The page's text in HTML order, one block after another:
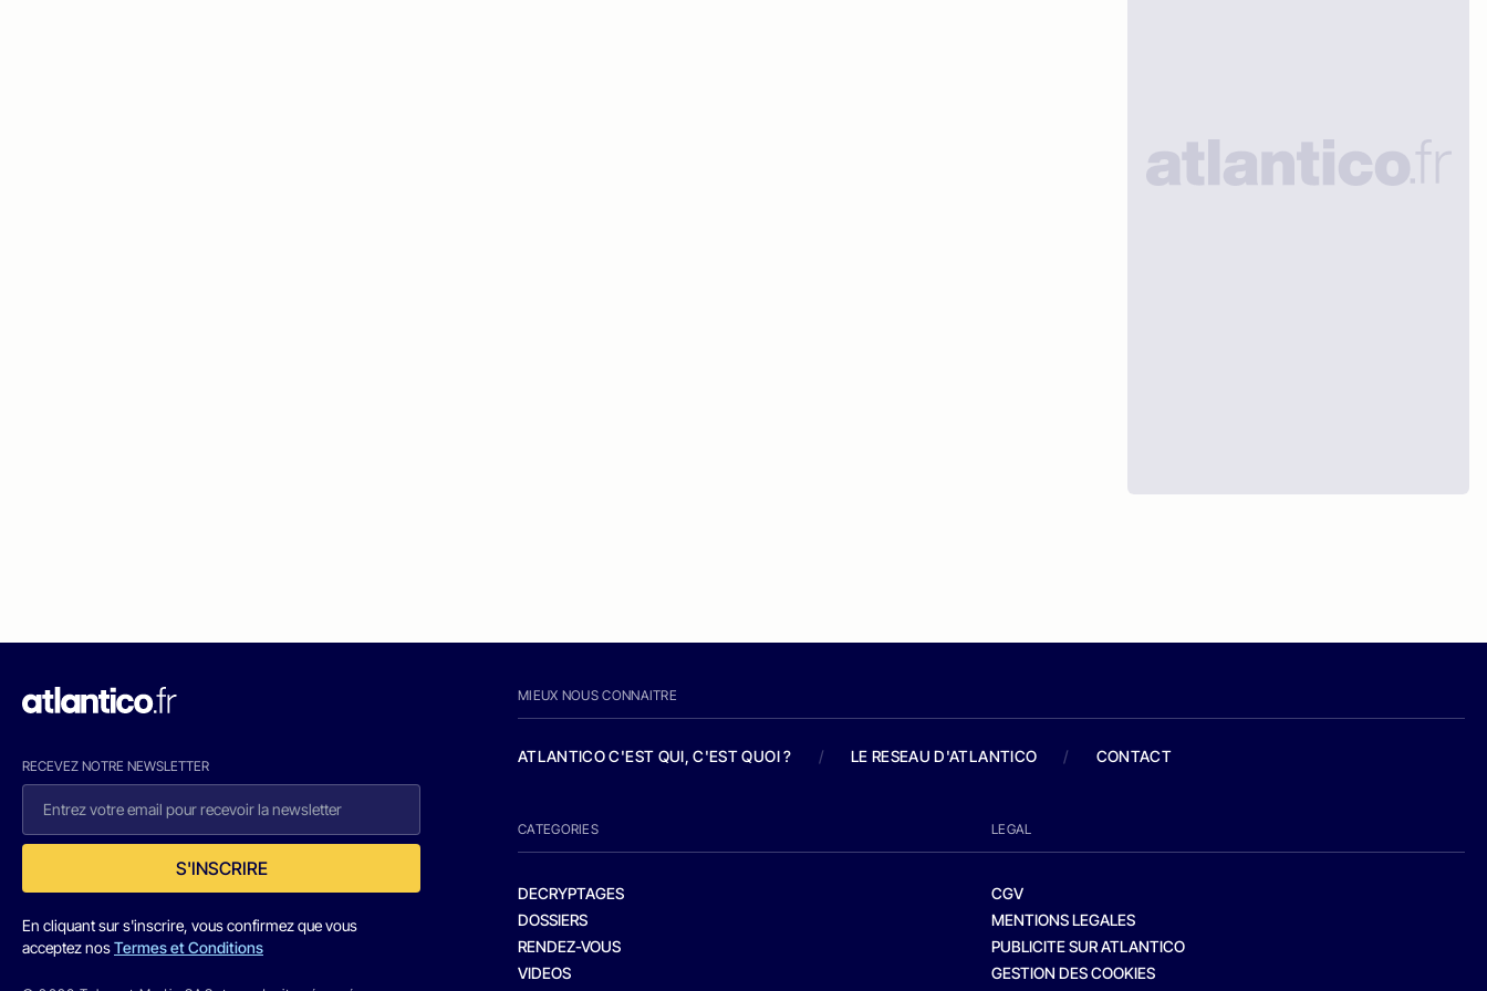
RECEVEZ NOTRE NEWSLETTER
S'INSCRIRE
En cliquant sur s'inscrire, vous confirmez que vous
acceptez nosTermes et Conditions
MIEUX NOUS CONNAITRE
ATLANTICO C'EST QUI, C'EST QUOI ? / LE RESEAU D'ATLANTICO / CONTACT
CATEGORIES
DECRYPTAGES
DOSSIERS
RENDEZ-VOUS
VIDEOS
LEGAL
CGV
MENTIONS LEGALES
PUBLICITE SUR ATLANTICO
GESTION DES COOKIES